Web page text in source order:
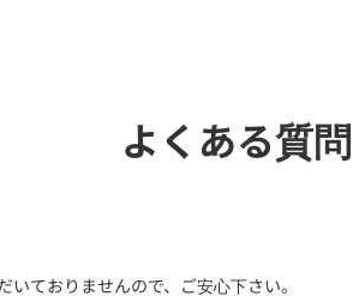
よくある質問
ておりませんので、ご安心下さい。